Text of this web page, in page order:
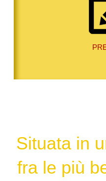
Situata in
fra le più